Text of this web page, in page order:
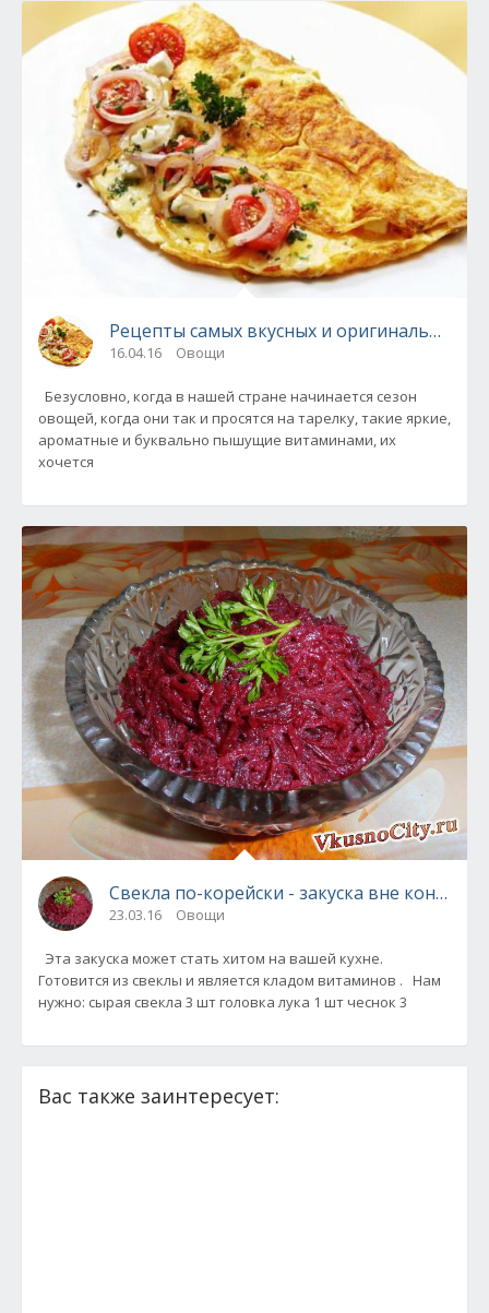
Рецепты самых вкусных и оригинальных
16.04.16 Овощи
Безусловно, когда в нашей стране начинается сезон
овощей, когда они так и просятся на тарелку, такие яркие,
ароматные и буквально пышущие витаминами, их
хочется
Свекла по-корейски - закуска вне
23.03.16 Овощи
Эта закуска может стать хитом на вашей кухне.
Готовится из свеклы и является кладом витаминов . Нам
нужно: сырая свекла 3 шт головка лука 1 шт чеснок 3
Вас также заинтересует: